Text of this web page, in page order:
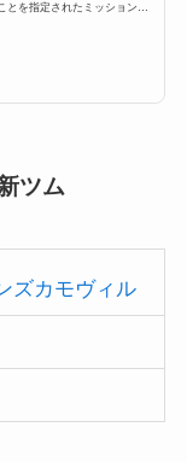
とを指定されたミッションが
ツム
ズカモヴィル